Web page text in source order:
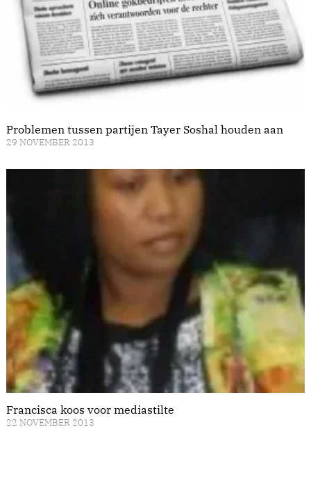
Problemen tussen partijen Tayer Soshal houden aan
29 NOVEMBER 2013
Francisca koos voor mediastilte
22 NOVEMBER 2013